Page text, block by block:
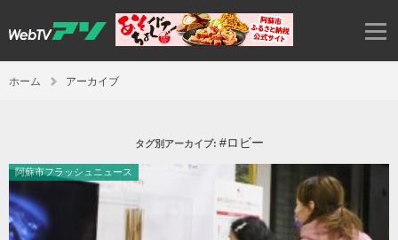
ホーム アーカイブ
タグ別アーカイブ: #ロビー
阿蘇市フラッシュニュース